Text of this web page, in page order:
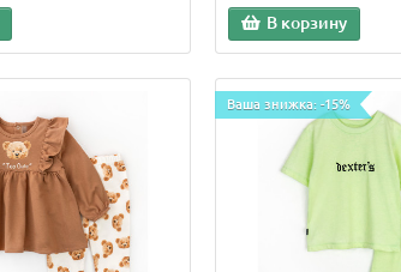
В корзину
Ваша знижка: -15%